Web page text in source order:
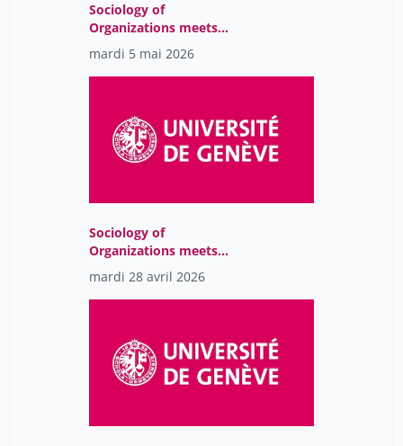
Sociology of
Organizations meets
Sustainability Issues
mardi 5 mai 2026
Sociology of
Organizations meets
Sustainability Issues
mardi 28 avril 2026